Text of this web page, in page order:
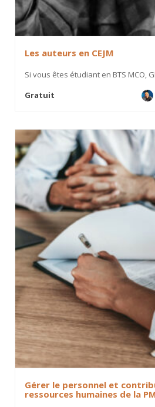
Les auteurs en CEJM
Si vous êtes étudiant en BTS MCO,
Gratuit
Gérer le personnel et
ressources humaines de la